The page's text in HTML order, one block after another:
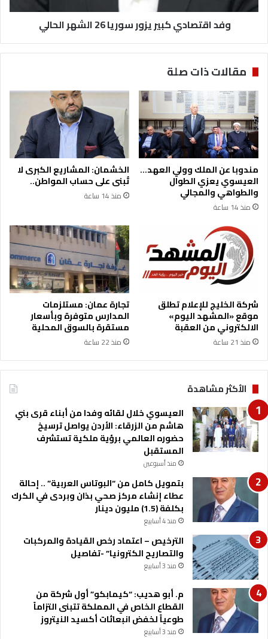
ي
ع
ا
ل
أ
م
ن
ا
ل
م
ا
ئ
د
ر
و
ر
س
و
ر
ي
ا
2
6
ش
ه
ل
ح
ا
ل
وفد اقتصادي كبير يزور سوريا 26 الشهر الحالي
مقالات ذات صلة
مندوبا عن الملك وولي العهد…
العيسوي يعزي الطوال
والطواهي والمجالي
منذ 14 ساعة
الخشمان: المشاريع الكبرى لا
تُبنى على حساب المواطن..
منذ 14 ساعة
شركة الخليج للإعلام تطلق
موقع «المشهد اليوم»
الالكتروني من العقبة
منذ 21 ساعة
تجارة عمان: مستلزمات
المدارس متوفرة وبأسعار
مستقرة بالسوق المحلية
منذ 22 ساعة
الأكثر مشاهدة
العيسوي خلال لقائه وفدا من أبناء قرى بني
هاشم من الزرقاء: الأردن يواصل ترسيخ
حضوره العالمي برؤية ملكية تستشرف
المستقبل
منذ أسبوعين
بتمويل كامل من “البوتاس العربية” .. إحالة
عطاء إنشاء مركز صحي بذان وبردى في الكرك
بكلفة (1.5) مليون دينار
منذ 4 أسابيع
الترخيص – اعتماد رخص القيادة والمركبات
والتصاريح الكترونيا” -تفاصيل
منذ 3 أسابيع
م. أبو هديب: “كيمابكو” أول شركة من
القطاع الخاص في المملكة تتبنى التزاماً
طوعياً لخفض انبعاثات أكسيد النيتروز
منذ 3 أسابيع